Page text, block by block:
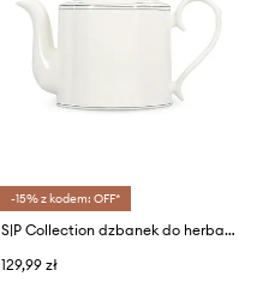
-15% z kodem: OFF*
S|P Collection dzbanek do herbaty z porcelany 1,3 l
129,99 zł